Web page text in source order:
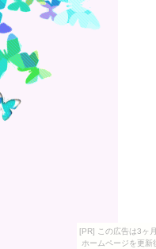
[PR] この広告は3ヶ
ホームページを更